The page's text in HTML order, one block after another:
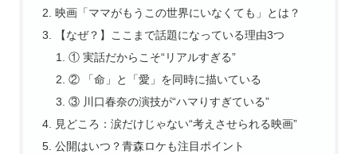
映画「ママがもうこの世界にいなくても」とは？
【なぜ？】ここまで話題になっている理由3つ
① 実話だからこそ“リアルすぎる”
② 「命」と「愛」を同時に描いている
③ 川口春奈の演技が“ハマりすぎている”
見どころ：涙だけじゃない“考えさせられる映画”
公開はいつ？青森ロケも注目ポイント